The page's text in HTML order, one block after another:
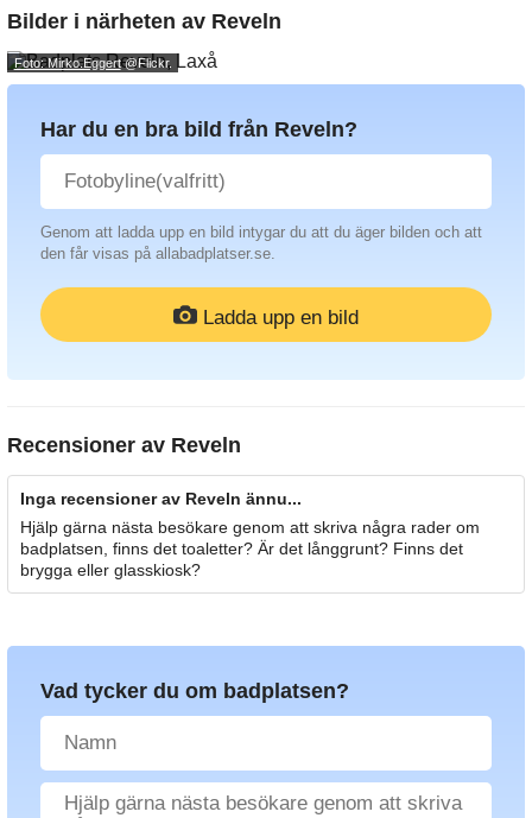
Bilder i närheten av Reveln
Foto: Mirko.Eggert@Flickr.
Har du en bra bild från Reveln?
Genom att ladda upp en bild intygar du att du äger bilden och att
den får visas på allabadplatser.se.
Ladda upp en bild
Recensioner av Reveln
Inga recensioner av Reveln ännu...
Hjälp gärna nästa besökare genom att skriva några rader om
badplatsen, finns det toaletter? Är det långgrunt? Finns det
brygga eller glasskiosk?
Vad tycker du om badplatsen?